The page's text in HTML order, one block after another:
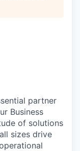
partner
Business
of solutions
sizes drive